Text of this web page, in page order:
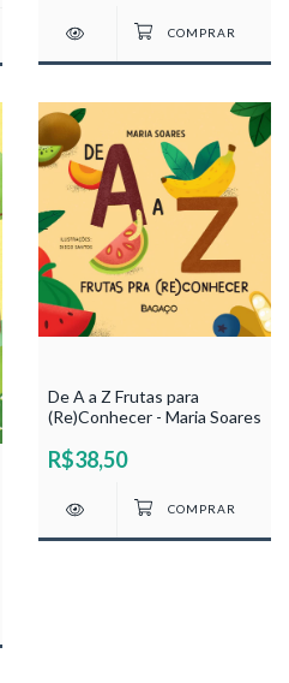
De A a Z Frutas para
(Re)Conhecer - Maria Soares
R$38,50